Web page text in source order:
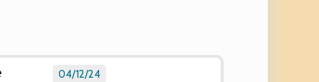
04/12/24